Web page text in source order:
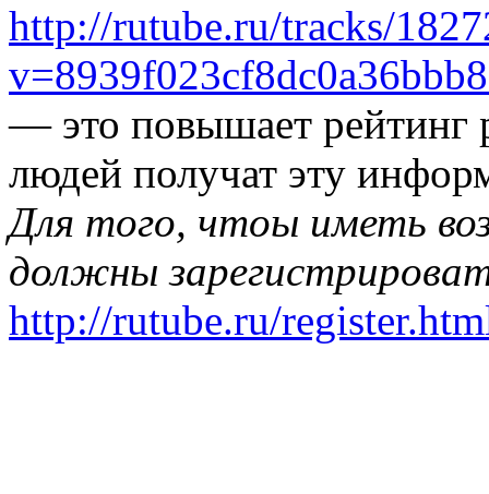
http://rutube.ru/tracks/
— это повышает рейтинг
людей получат эту
Для того, чтоы иметь
должны
http://rutube.ru/